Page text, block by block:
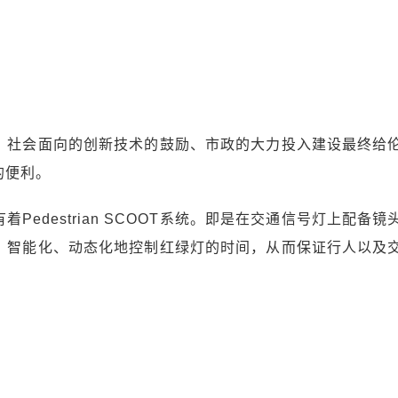
会面向的创新技术的鼓励、市政的大力投入建设最终给
利。
着Pedestrian SCOOT系统。即是在交通信号灯上配备镜
能化、动态化地控制红绿灯的时间，从而保证行人以及